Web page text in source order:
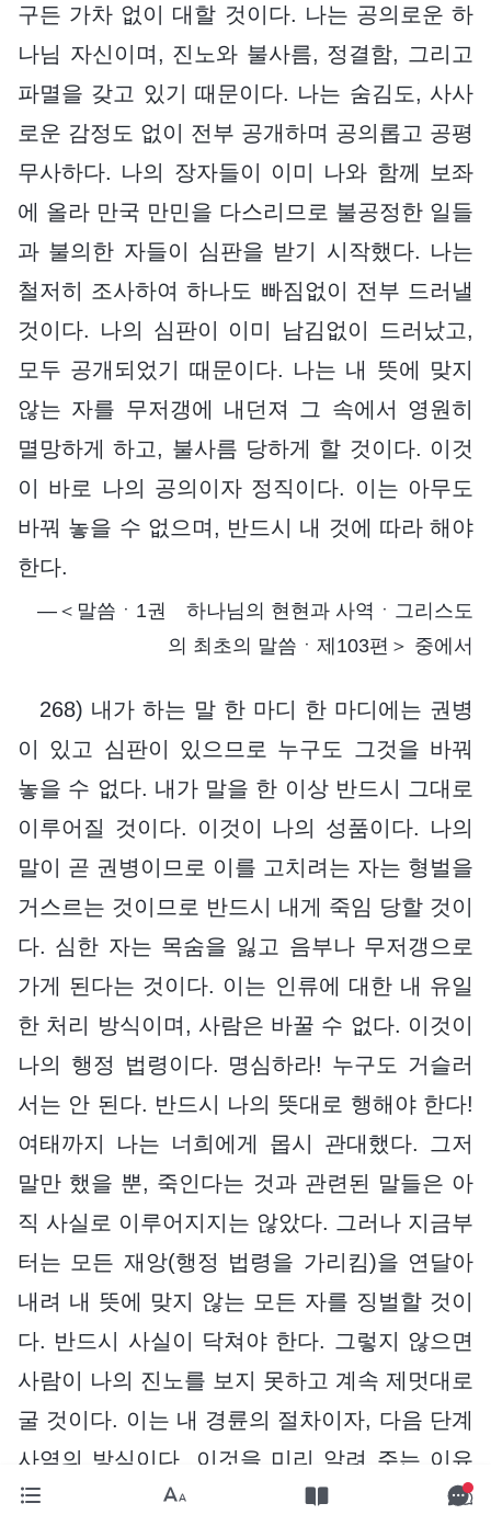
구든 가차 없이 대할 것이다. 나는 공의로운 하
나님 자신이며, 진노와 불사름, 정결함, 그리고
파멸을 갖고 있기 때문이다. 나는 숨김도, 사사
로운 감정도 없이 전부 공개하며 공의롭고 공평
무사하다. 나의 장자들이 이미 나와 함께 보좌
에 올라 만국 만민을 다스리므로 불공정한 일들
과 불의한 자들이 심판을 받기 시작했다. 나는
철저히 조사하여 하나도 빠짐없이 전부 드러낼
것이다. 나의 심판이 이미 남김없이 드러났고,
모두 공개되었기 때문이다. 나는 내 뜻에 맞지
않는 자를 무저갱에 내던져 그 속에서 영원히
멸망하게 하고, 불사름 당하게 할 것이다. 이것
이 바로 나의 공의이자 정직이다. 이는 아무도
바꿔 놓을 수 없으며, 반드시 내 것에 따라 해야
한다.
―＜말씀ㆍ1권 하나님의 현현과 사역ㆍ그리스도
의 최초의 말씀ㆍ제103편＞ 중에서
268) 내가 하는 말 한 마디 한 마디에는 권병
이 있고 심판이 있으므로 누구도 그것을 바꿔
놓을 수 없다. 내가 말을 한 이상 반드시 그대로
이루어질 것이다. 이것이 나의 성품이다. 나의
말이 곧 권병이므로 이를 고치려는 자는 형벌을
거스르는 것이므로 반드시 내게 죽임 당할 것이
다. 심한 자는 목숨을 잃고 음부나 무저갱으로
가게 된다는 것이다. 이는 인류에 대한 내 유일
한 처리 방식이며, 사람은 바꿀 수 없다. 이것이
나의 행정 법령이다. 명심하라! 누구도 거슬러
서는 안 된다. 반드시 나의 뜻대로 행해야 한다!
여태까지 나는 너희에게 몹시 관대했다. 그저
말만 했을 뿐, 죽인다는 것과 관련된 말들은 아
직 사실로 이루어지지는 않았다. 그러나 지금부
터는 모든 재앙(행정 법령을 가리킴)을 연달아
내려 내 뜻에 맞지 않는 모든 자를 징벌할 것이
다. 반드시 사실이 닥쳐야 한다. 그렇지 않으면
사람이 나의 진노를 보지 못하고 계속 제멋대로
굴 것이다. 이는 내 경륜의 절차이자, 다음 단계
사역의 방식이다. 이것을 미리 알려 주는 이유
는 너희가 이를 거슬러 영원한 침륜에 빠지지